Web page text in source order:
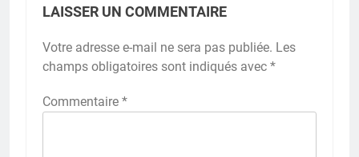
LAISSER UN COMMENTAIRE
Votre adresse e-mail ne sera pas publiée. Les
champs obligatoires sont indiqués avec *
Commentaire *